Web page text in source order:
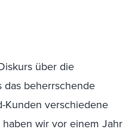
über die
beherrschende
Kunden verschiedene
wir vor einem Jahr